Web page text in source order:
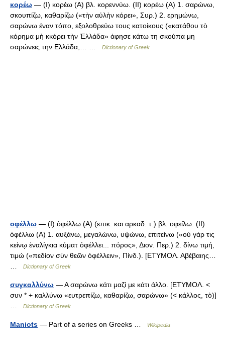
κορέω — (I) κορέω (Α) βλ. κορεννύω. (II) κορέω (Α) 1. σαρώνω,
σκουπίζω, καθαρίζω («τὴν αὐλὴν κόρει», Συρ.) 2. ερημώνω,
σαρώνω έναν τόπο, εξολοθρεύω τους κατοίκους («κατάθου τὸ
κόρημα μὴ κκόρει τὴν Ἑλλάδα» άφησε κάτω τη σκούπα μη
σαρώνεις την Ελλάδα,… …
Dictionary of Greek
οφέλλω — (I) ὀφέλλω (Α) (επικ. και αρκαδ. τ.) βλ. οφείλω. (II)
ὀφέλλω (Α) 1. αυξάνω, μεγαλώνω, υψώνω, επιτείνω («οὐ γάρ τις
κείνῳ ἐναλίγκια κύματ ὀφέλλει... πόρος», Διον. Περ.) 2. δίνω τιμή,
τιμώ («πεδίον σὺν θεῶν ὀφέλλειν», Πίνδ.). [ΕΤΥΜΟΛ. Αβέβαιης…
Dictionary of Greek
συγκαλλύνω — Α σαρώνω κάτι μαζί με κάτι άλλο. [ΕΤΥΜΟΛ. <
συν * + καλλύνω «ευτρεπίζω, καθαρίζω, σαρώνω» (< κάλλος, τὸ)]
Dictionary of Greek
Maniots — Part of a series on Greeks … Wikipedia